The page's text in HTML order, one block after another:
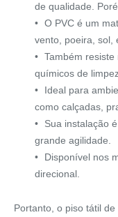
de qualidade.
O PVC é um
vento, poeira, sol,
Também
químicos de
Ideal para
como calçadas,
Sua instalação
grande agilidade.
Disponível nos
direcional.
Portanto, o piso tátil